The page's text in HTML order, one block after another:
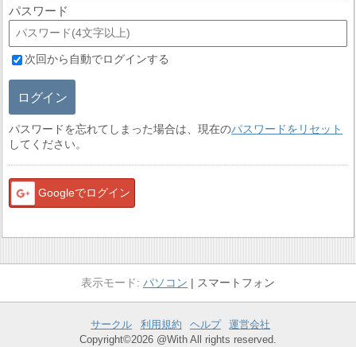
パスワード
次回から自動でログインする
ログイン
パスワードを忘れてしまった場合は、現在のパスワードをリセット
してください。
Googleでログイン
パソコン スマートフォン
サークル 利用規約 ヘルプ
運営会社
Copyright©2026 @With All rights reserved.